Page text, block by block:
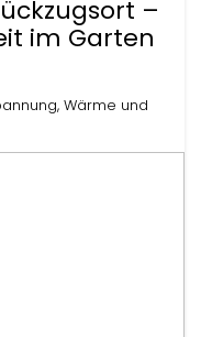
–
im Garten
Wärme und